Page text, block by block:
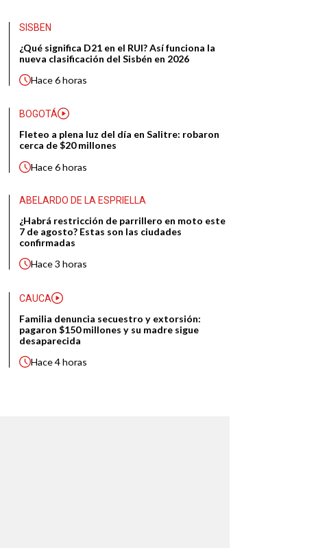
SISBEN
¿Qué significa D21 en el RUI? Así funciona la
nueva clasificación del Sisbén en 2026
Hace6 horas
BOGOTÁ
Fleteo a plena luz del día en Salitre: robaron
cerca de $20 millones
Hace6 horas
ABELARDO DE LA ESPRIELLA
¿Habrá restricción de parrillero en moto este
7 de agosto? Estas son las ciudades
confirmadas
Hace3 horas
CAUCA
Familia denuncia secuestro y extorsión:
pagaron $150 millones y su madre sigue
desaparecida
Hace4 horas